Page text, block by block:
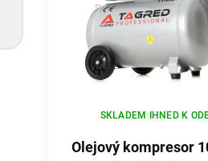
Olejový kompresor
SKLADEM IHNED K